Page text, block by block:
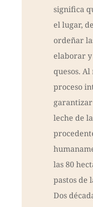
significa
el lugar,
ordeñar
elaborar
quesos.
proceso
leche de
las 80
pastos de
Dos